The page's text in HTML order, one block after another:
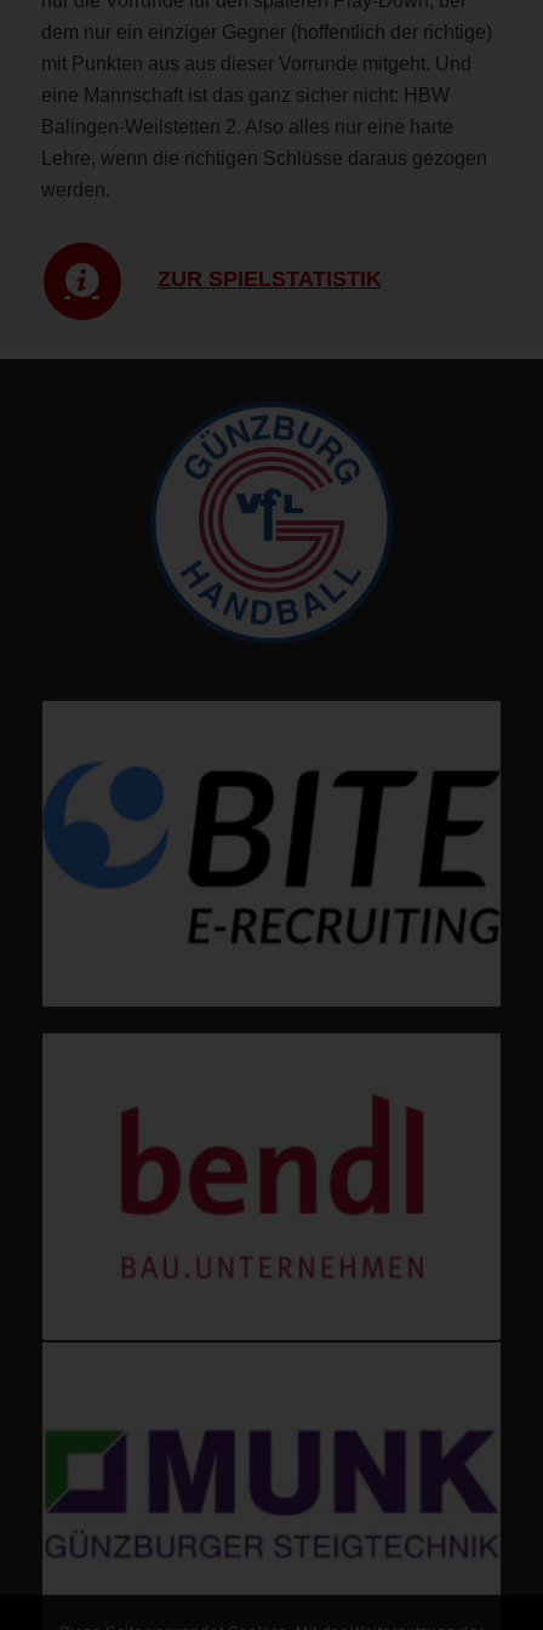
dem nur ein einziger Gegner (hoffentlich der richtige)
mit Punkten aus aus dieser Vorrunde mitgeht. Und
eine Mannschaft ist das ganz sicher nicht: HBW
Balingen-Weilstetten 2. Also alles nur eine harte
Lehre, wenn die richtigen Schlüsse daraus gezogen
werden.
ZUR SPIELSTATISTIK